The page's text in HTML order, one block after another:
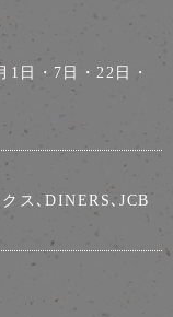
1日・7日・22日・
ス､DINERS､JCB